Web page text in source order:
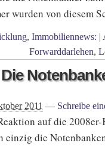
wurden von diesem
, Immobiliennews: |
Forwarddarlehen,
2011 — Schreibe
auf die
einzig die